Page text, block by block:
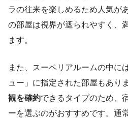
ラの往来を楽しめるため人気が
の部屋は視界が遮られやすく、
ます。
また、スーペリアルームの中に
ュー」に指定された部屋もあり
観を確約できるタイプのため、
ーを選ぶのがおすすめです。通